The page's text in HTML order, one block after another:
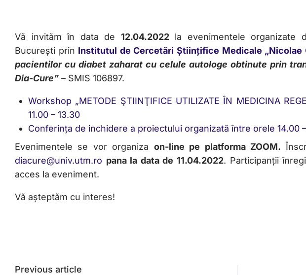
Vă invităm în data de 12.04.2022la evenimentele organizate
București prin Institutul de Cercetări Științifice Medicale „Nicolae
pacientilor cu diabet zaharat cu celule autologe obtinute prin
Dia-Cure” – SMIS 106897.
Workshop „METODE ŞTIINŢIFICE UTILIZATE ÎN MEDICINA
11.00 – 13.30
Conferința de inchidere a proiectului organizată între orele 14.00 –
Evenimentele se vor organiza on-line pe platforma ZOOM.
diacure@univ.utm.ro pana la data de 11.04.2022. Participanții
acces la eveniment.
Vă așteptăm cu interes!
Previous article